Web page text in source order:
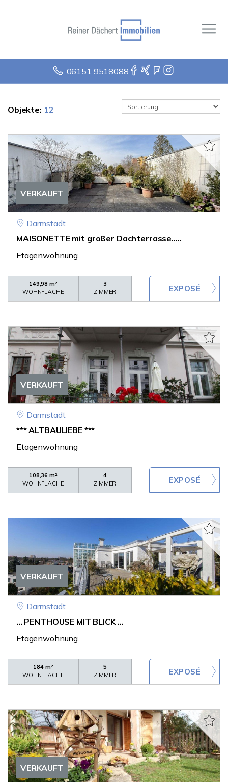
06151 9518088
Objekte: 12
VERKAUFT
Darmstadt
MAISONETTE mit großer Dachterrasse.....
Etagenwohnung
149,98 m²
WOHNFLÄCHE
3
ZIMMER
VERKAUFT
Darmstadt
*** ALTBAULIEBE ***
Etagenwohnung
108,36 m²
WOHNFLÄCHE
4
ZIMMER
VERKAUFT
Darmstadt
... PENTHOUSE MIT BLICK ...
Etagenwohnung
184 m²
WOHNFLÄCHE
5
ZIMMER
VERKAUFT